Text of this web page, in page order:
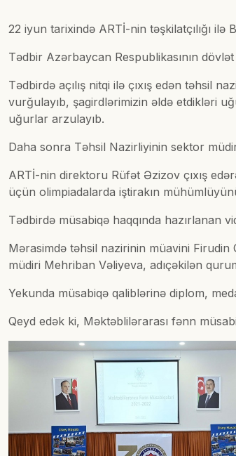
22 iyun tarixində ARTİ-nin təşkilatçılığı
Tədbir Azərbaycan Respublikasının
Tədbirdə açılış nitqi ilə çıxış edən təhsil
vurğulayıb, şagirdlərimizin əldə etdikləri
uğurlar arzulayıb.
Daha sonra Təhsil Nazirliyinin sektor
ARTİ-nin direktoru Rüfət Əzizov çıxış
üçün olimpiadalarda iştirakın
Tədbirdə müsabiqə haqqında hazırlanan
Mərasimdə təhsil nazirinin müavini
müdiri Mehriban Vəliyeva, adıçəkilən
Yekunda müsabiqə qaliblərinə diplom,
Qeyd edək ki, Məktəblilərarası fənn